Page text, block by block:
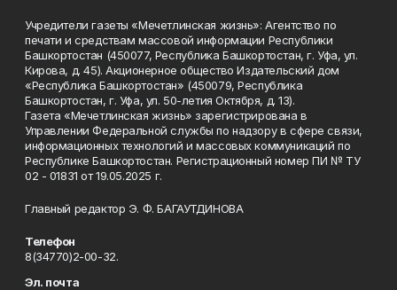
Учредители газеты «Мечетлинская жизнь»: Агентство по
печати и средствам массовой информации Республики
Башкортостан (450077, Республика Башкортостан, г. Уфа, ул.
Кирова, д. 45). Акционерное общество Издательский дом
«Республика Башкортостан» (450079, Республика
Башкортостан, г. Уфа, ул. 50-летия Октября, д. 13).
Газета «Мечетлинская жизнь» зарегистрирована в
Управлении Федеральной службы по надзору в сфере связи,
информационных технологий и массовых коммуникаций по
Республике Башкортостан. Регистрационный номер ПИ № ТУ
02 - 01831 от 19.05.2025 г.
Главный редактор Э. Ф. БАГАУТДИНОВА
Телефон
8(34770)2-00-32.
Эл. почта